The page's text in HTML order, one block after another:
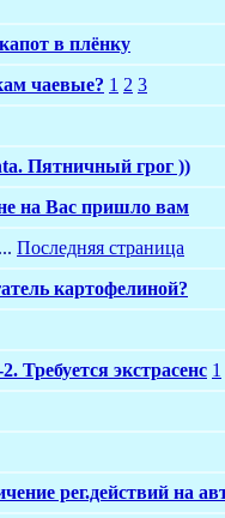
в плёнку
чаевые? 1 2 3
Пятничный грог ))
на Вас пришло вам
... Последняя страница
картофелиной?
Требуется экстрасенс 1
рег.действий на